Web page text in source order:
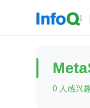
前端
查看更多
0 人感兴